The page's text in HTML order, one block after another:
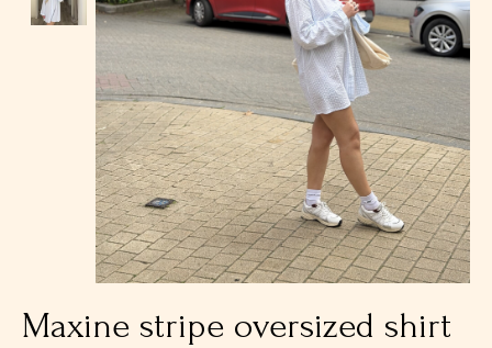
Maxine stripe oversized shirt